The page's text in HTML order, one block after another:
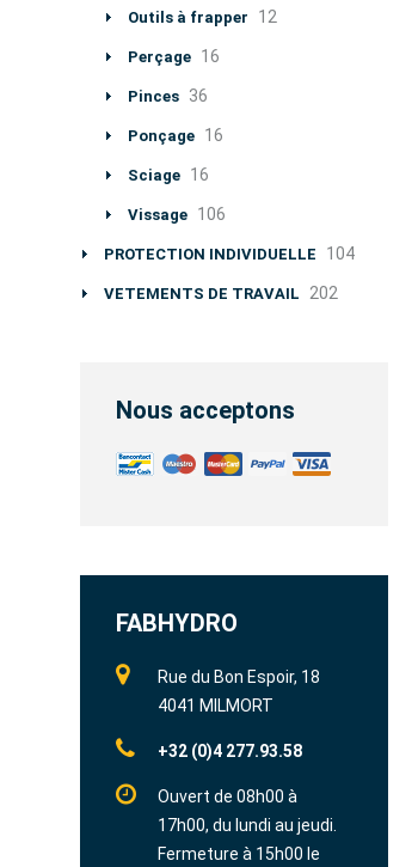
Outils à frapper 12
Perçage 16
Pinces 36
Ponçage 16
Sciage 16
Vissage 106
PROTECTION INDIVIDUELLE 104
VETEMENTS DE TRAVAIL 202
Nous acceptons
FABHYDRO
Rue du Bon Espoir, 18
4041 MILMORT
+32 (0)4 277.93.58
Ouvert de 08h00 à
17h00, du lundi au jeudi.
Fermeture à 15h00 le